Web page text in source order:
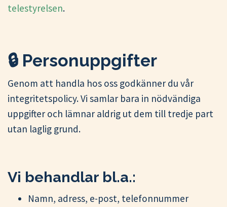
telestyrelsen.
🔒 Personuppgifter
Genom att handla hos oss godkänner du vår
integritetspolicy. Vi samlar bara in nödvändiga
uppgifter och lämnar aldrig ut dem till tredje part
utan laglig grund.
Vi behandlar bl.a.:
Namn, adress, e-post, telefonnummer